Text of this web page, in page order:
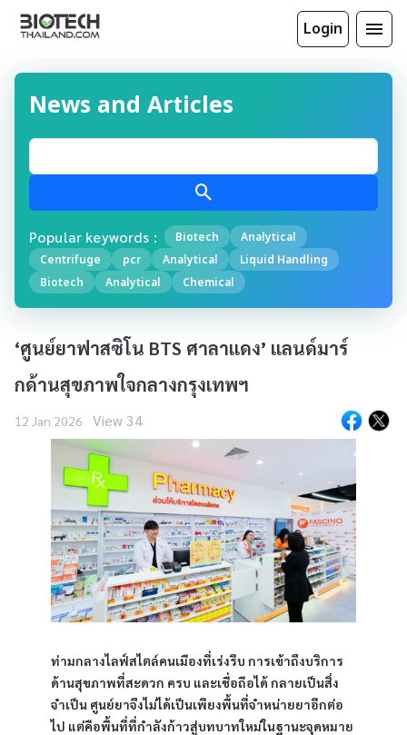
Login
News and Articles
Popular keywords : Biotech
Analytical
Centrifuge
pcr Analytical
Liquid Handling
Biotech
Analytical Chemical
‘ศูนย์ยาฟาสซิโน BTS ศาลาแดง’ แลนด์มาร์
กด้านสุขภาพใจกลางกรุงเทพฯ
12 Jan 2026 View 34
ท่ามกลางไลฟ์สไตล์คนเมืองที่เร่งรีบ การเข้าถึงบริการ
ด้านสุขภาพที่สะดวก ครบ และเชื่อถือได้ กลายเป็นสิ่ง
จำเป็น ศูนย์ยาจึงไม่ได้เป็นเพียงพื้นที่จำหน่ายยาอีกต่อ
ไป แต่คือพื้นที่ที่กำลังก้าวสู่บทบาทใหม่ในฐานะจุดหมาย